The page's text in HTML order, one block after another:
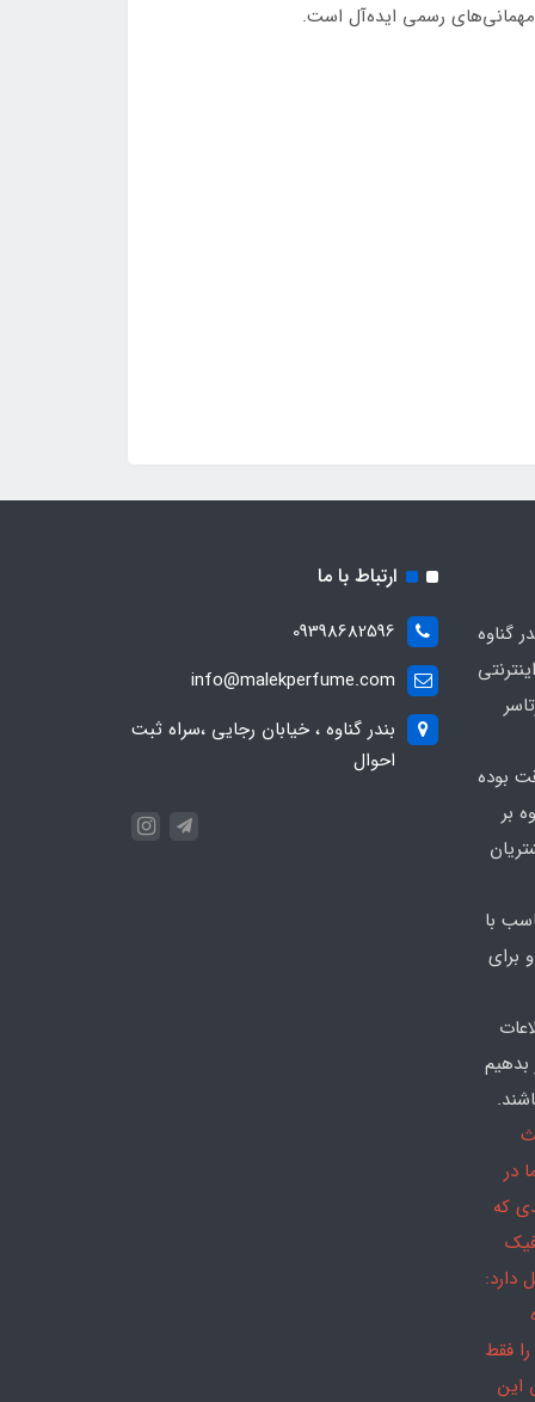
مهمانی‌های رسمی ایده‌آل است.
گناوه
بوده
بر
با
برای
بدهیم
در
که
دارد:
فقط
این
ارتباط با ما
09398682596
info@malekperfume.com
بندر گناوه ، خیابان رجایی ،سراه ثبت
احوال